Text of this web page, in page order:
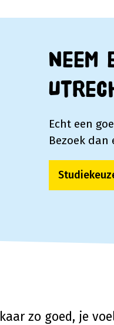
Echt een
Bezoek dan
zo goed, je